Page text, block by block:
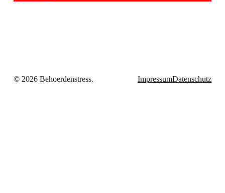
© 2026 Behoerdenstress. ImpressumDatenschutz